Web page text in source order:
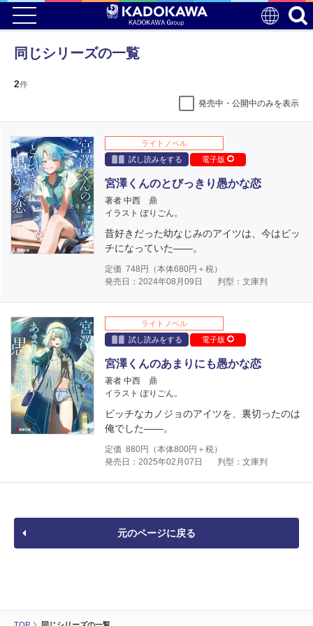
同じシリーズの一覧
2件
発売中・公開中のみを表示
ライトノベル
試し読みをする
電子版
宮澤くんのとびっきり愚かな恋
著者 中西 鼎
イラスト ぽりごん。
昔好きだった幼なじみのアイツは、今はビッ
チになっていた――。
定価 748 円（本体680円＋税）
発売日：2024年08月09日
判型：文庫判
ライトノベル
試し読みをする
電子版
宮澤くんのあまりにも愚かな恋
著者 中西 鼎
イラスト ぽりごん。
ビッチなカノジョのアイツを、裏切ったのは
俺でした――。
定価 880円（本体800円＋税）
発売日：2025年02月07日
判型：文庫判
元のページに戻る